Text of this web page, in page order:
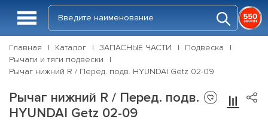
Главная Каталог ЗАПАСНЫЕ ЧАСТИ
Подвеска
Рычаги и тяги подвески
Рычаг нижний R / Перед. подв. HYUNDAI Getz 02-09
Рычаг нижний R / Перед. подв.
HYUNDAI Getz 02-09